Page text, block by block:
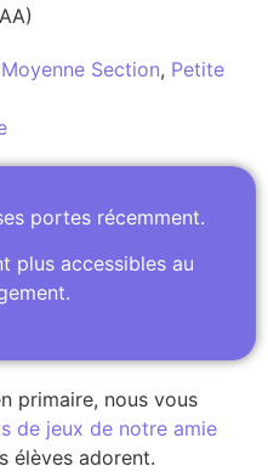
Moyenne Section, Petite
portes récemment.
plus accessibles au
primaire, nous vous
de jeux de notre amie
élèves adorent.